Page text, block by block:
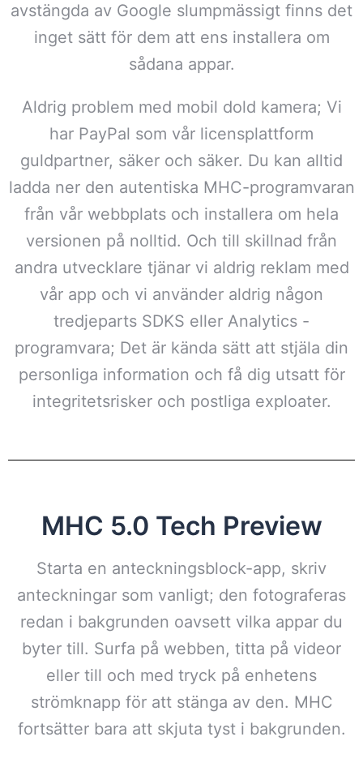
avstängda av Google slumpmässigt finns det
inget sätt för dem att ens installera om
sådana appar.
Aldrig problem med mobil dold kamera; Vi
har PayPal som vår licensplattform
guldpartner, säker och säker. Du kan alltid
ladda ner den autentiska MHC-programvaran
från vår webbplats och installera om hela
versionen på nolltid. Och till skillnad från
andra utvecklare tjänar vi aldrig reklam med
vår app och vi använder aldrig någon
tredjeparts SDKS eller Analytics -
programvara; Det är kända sätt att stjäla din
personliga information och få dig utsatt för
integritetsrisker och postliga exploater.
MHC 5.0 Tech Preview
Starta en anteckningsblock-app, skriv
anteckningar som vanligt; den fotograferas
redan i bakgrunden oavsett vilka appar du
byter till. Surfa på webben, titta på videor
eller till och med tryck på enhetens
strömknapp för att stänga av den. MHC
fortsätter bara att skjuta tyst i bakgrunden.